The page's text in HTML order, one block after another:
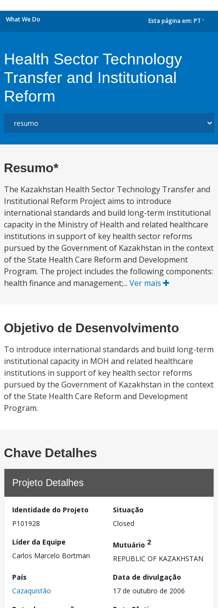
What We Do Esta página em: PT
Health Sector Technology
Transfer and Institutional
Reform
Resumo*
The Kazakhstan Health Sector Technology Transfer and
Institutional Reform Project aims to introduce
international standards and build long-term institutional
capacity in the Ministry of Health and related healthcare
institutions in support of key health sector reforms
pursued by the Government of Kazakhstan in the context
of the State Health Care Reform and Development
Program. The project includes the following components:
health finance and management;... Ver mais
Objetivo de Desenvolvimento
To introduce international standards and build long-term
institutional capacity in MOH and related healthcare
institutions in support of key health sector reforms
pursued by the Government of Kazakhstan in the context
of the State Health Care Reform and Development
Program.
Chave Detalhes
Projeto Detalhes
Identidade do Projeto
P101928
Situação
Closed
Líder da Equipe
Carlos Marcelo Bortman
Mutuário 2
REPUBLIC OF KAZAKHSTAN
País
Cazaquistão
Data de divulgação
17 de outubro de 2006